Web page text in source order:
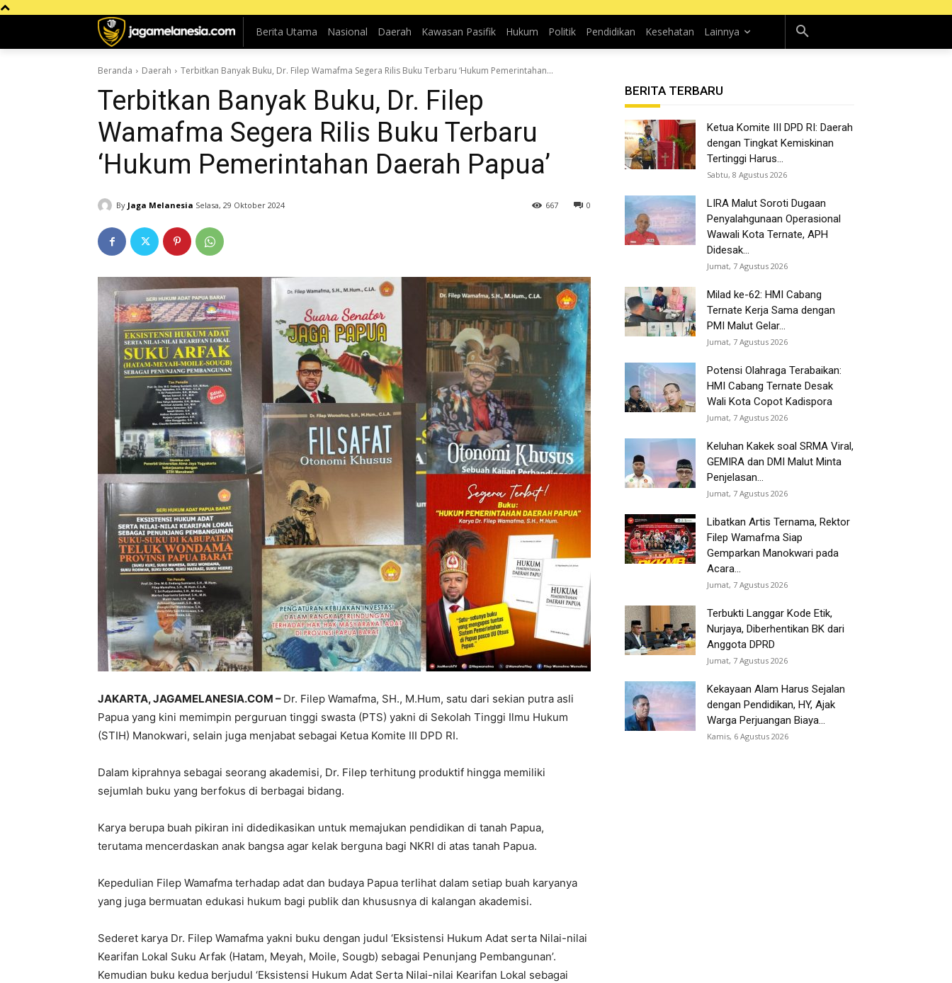
Berita Utama Nasional Daerah Kawasan Pasifik Hukum Politik Pendidikan Kesehatan Lainnya
Beranda Daerah Terbitkan Banyak Buku, Dr. Filep Wamafma Segera Rilis Buku Terbaru ‘Hukum Pemerintahan...
Terbitkan Banyak Buku, Dr. Filep
Wamafma Segera Rilis Buku Terbaru
‘Hukum Pemerintahan Daerah Papua’
By Jaga Melanesia Selasa, 29 Oktober 2024 0
667
JAKARTA, JAGAMELANESIA.COM – Dr. Filep Wamafma, SH., M.Hum, satu dari sekian putra asli
Papua yang kini memimpin perguruan tinggi swasta (PTS) yakni di Sekolah Tinggi Ilmu Hukum
(STIH) Manokwari, selain juga menjabat sebagai Ketua Komite III DPD RI.
Dalam kiprahnya sebagai seorang akademisi, Dr. Filep terhitung produktif hingga memiliki
sejumlah buku yang berfokus di berbagai bidang.
Karya berupa buah pikiran ini didedikasikan untuk memajukan pendidikan di tanah Papua,
terutama mencerdaskan anak bangsa agar kelak berguna bagi NKRI di atas tanah Papua.
Kepedulian Filep Wamafma terhadap adat dan budaya Papua terlihat dalam setiap buah karyanya
yang juga bermuatan edukasi hukum bagi publik dan khususnya di kalangan akademisi.
Sederet karya Dr. Filep Wamafma yakni buku dengan judul ‘Eksistensi Hukum Adat serta Nilai-nilai
Kearifan Lokal Suku Arfak (Hatam, Meyah, Moile, Sougb) sebagai Penunjang Pembangunan’.
Kemudian buku kedua berjudul ‘Eksistensi Hukum Adat Serta Nilai-nilai Kearifan Lokal sebagai
BERITA TERBARU
Ketua Komite III DPD RI: Daerah
dengan Tingkat Kemiskinan
Tertinggi Harus...
Sabtu, 8 Agustus 2026
LIRA Malut Soroti Dugaan
Penyalahgunaan Operasional
Wawali Kota Ternate, APH
Didesak...
Jumat, 7 Agustus 2026
Milad ke-62: HMI Cabang
Ternate Kerja Sama dengan
PMI Malut Gelar...
Jumat, 7 Agustus 2026
Potensi Olahraga Terabaikan:
HMI Cabang Ternate Desak
Wali Kota Copot Kadispora
Jumat, 7 Agustus 2026
Keluhan Kakek soal SRMA Viral,
GEMIRA dan DMI Malut Minta
Penjelasan...
Jumat, 7 Agustus 2026
Libatkan Artis Ternama, Rektor
Filep Wamafma Siap
Gemparkan Manokwari pada
Acara...
Jumat, 7 Agustus 2026
Terbukti Langgar Kode Etik,
Nurjaya, Diberhentikan BK dari
Anggota DPRD
Jumat, 7 Agustus 2026
Kekayaan Alam Harus Sejalan
dengan Pendidikan, HY, Ajak
Warga Perjuangan Biaya...
Kamis, 6 Agustus 2026